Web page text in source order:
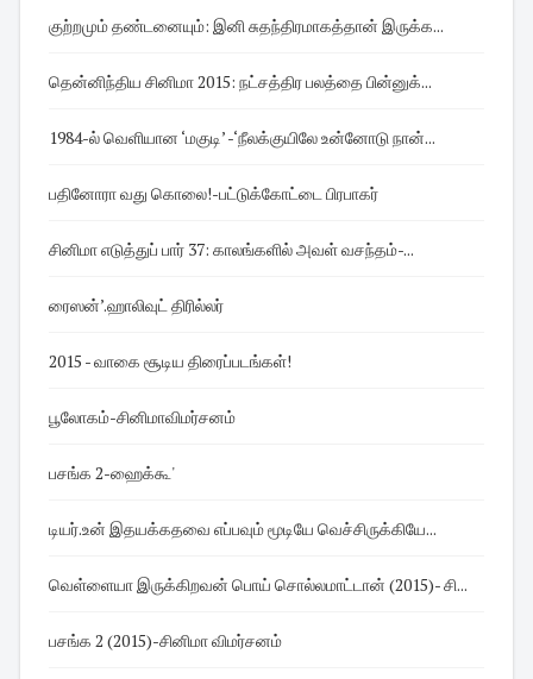
குற்றமும் தண்டனையும்: இனி சுதந்திரமாகத்தான் இருக்க...
தென்னிந்திய சினிமா 2015: நட்சத்திர பலத்தை பின்னுக்...
1984-ல் வெளியான ‘மகுடி’ -‘நீலக்குயிலே உன்னோடு நான்...
பதினோரா வது கொலை!-பட்டுக்கோட்டை பிரபாகர்
சினிமா எடுத்துப் பார் 37: காலங்களில் அவள் வசந்தம்-...
ரைஸன்’.ஹாலிவுட் திரில்லர்
2015 - வாகை சூடிய திரைப்படங்கள்!
பூலோகம்-சினிமாவிமர்சனம்
பசங்க 2-ஹைக்கூ'
டியர்.உன் இதயக்கதவை எப்பவும் மூடியே வெச்சிருக்கியே...
வெள்ளையா இருக்கிறவன் பொய் சொல்லமாட்டான் (2015)- சி...
பசங்க 2 (2015)-சினிமா விமர்சனம்